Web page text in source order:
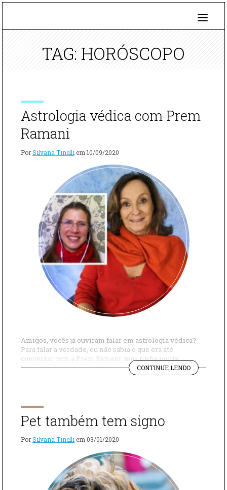
TAG: HORÓSCOPO
Astrologia védica com Prem
Ramani
PorSilvana Tinelli em 10/09/2020
Amigos, vocês já ouviram falar em astrologia védica?
Para falar a verdade, eu não sabia o que era até
conversar com a Prem Ramani, mas tinha muita
curiosidade porque sei que os astros são muito
importantes na nossa vida. Ela me explicou que a
CONTINUE LENDO
VÉDICA
Pet também tem signo
PorSilvana Tinelli em 03/01/2020